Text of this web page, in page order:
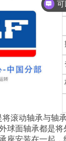
滚动轴承与轴
球面轴承都是
座安装在一起，